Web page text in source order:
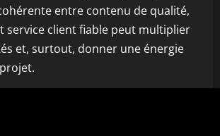
entre contenu de qualité,
service client fiable peut multiplier
et, surtout, donner une énergie